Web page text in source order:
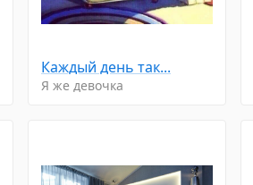
Каждый день так...
Я же девочка